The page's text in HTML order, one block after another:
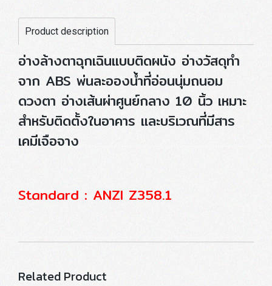
Product description
อ่างล้างตาฉุกเฉินแบบติดผนัง อ่างวัสดุทำ
จาก ABS พ่นละอองน้ำที่อ่อนนุ่มถนอม
ดวงตา อ่างเส้นผ่าศูนย์กลาง 10 นิ้ว เหมาะ
สำหรับติดตั้งในอาคาร และบริเวณที่มีสาร
เคมีเจือจาง
Standard : ANZI Z358.1
Related Product